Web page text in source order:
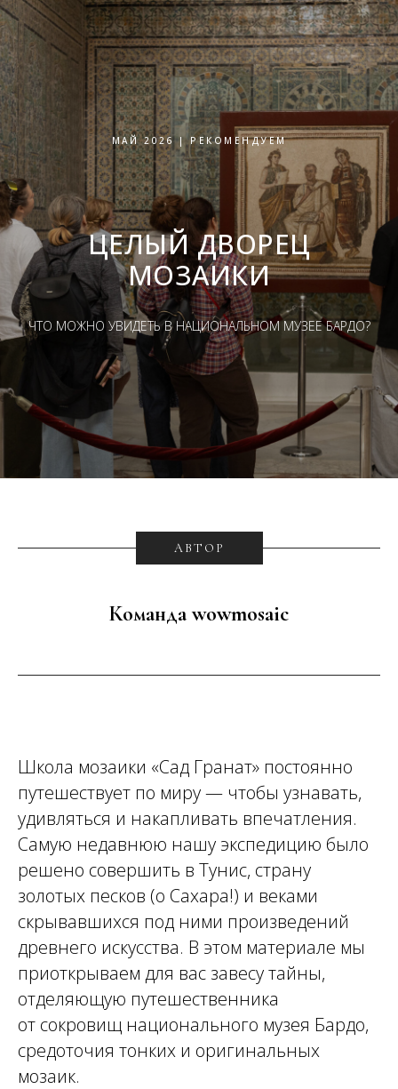
МАЙ 2026 | РЕКОМЕНДУЕМ
ЦЕЛЫЙ ДВОРЕЦ
МОЗАИКИ
ЧТО МОЖНО УВИДЕТЬ В НАЦИОНАЛЬНОМ МУЗЕЕ БАРДО?
АВТОР
Команда wowmosaic
Школа мозаики «Сад Гранат» постоянно
путешествует по миру — чтобы узнавать,
удивляться и накапливать впечатления.
Самую недавнюю нашу экспедицию было
решено совершить в Тунис, страну
золотых песков (о Сахара!) и веками
скрывавшихся под ними произведений
древнего искусства. В этом материале мы
приоткрываем для вас завесу тайны,
отделяющую путешественника
от сокровищ национального музея Бардо,
средоточия тонких и оригинальных
мозаик.